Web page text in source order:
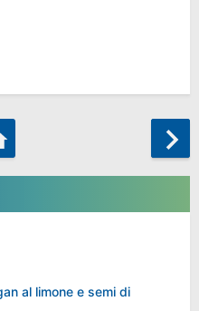
al limone e semi di